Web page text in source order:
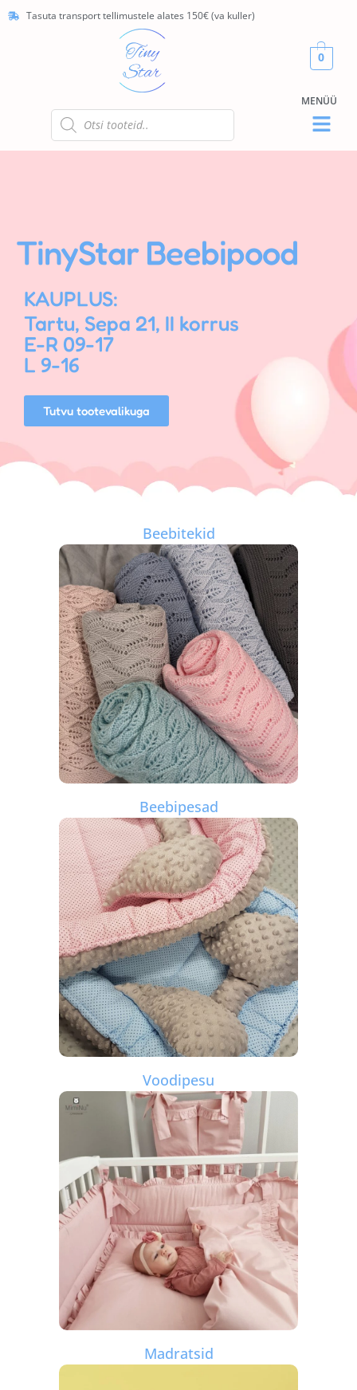
Tasuta transport tellimustele alates 150€ (va kuller)
0
TinyStar Beebipood
KAUPLUS:
Tartu, Sepa 21, II korrus
E-R 09-17
L 9-16
Tutvu tootevalikuga
Beebitekid
Beebipesad
Voodipesu
Madratsid